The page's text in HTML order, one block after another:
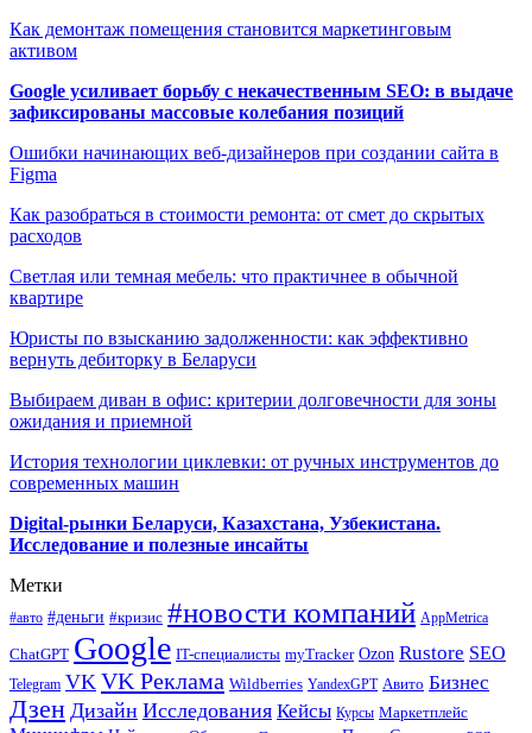
Как демонтаж помещения становится маркетинговым
активом
Google усиливает борьбу с некачественным SEO: в выдаче
зафиксированы массовые колебания позиций
Ошибки начинающих веб-дизайнеров при создании сайта в
Figma
Как разобраться в стоимости ремонта: от смет до скрытых
расходов
Светлая или темная мебель: что практичнее в обычной
квартире
Юристы по взысканию задолженности: как эффективно
вернуть дебиторку в Беларуси
Выбираем диван в офис: критерии долговечности для зоны
ожидания и приемной
История технологии циклевки: от ручных инструментов до
современных машин
Digital-рынки Беларуси, Казахстана, Узбекистана.
Исследование и полезные инсайты
Метки
#авто #деньги #кризис #новости компаний AppMetrica
ChatGPT Google IT-специалисты myTracker Ozon Rustore SEO
Telegram VK VK Реклама Wildberries YandexGPT Авито Бизнес
Дзен Дизайн Исследования Кейсы Курсы Маркетплейс